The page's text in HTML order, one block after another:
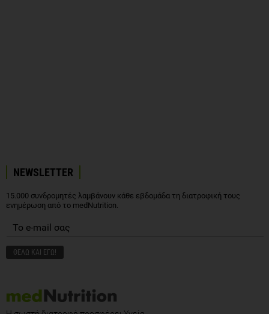
NEWSLETTER
15.000 συνδρομητές λαμβάνουν κάθε εβδομάδα τη διατροφική τους
ενημέρωση από το medNutrition.